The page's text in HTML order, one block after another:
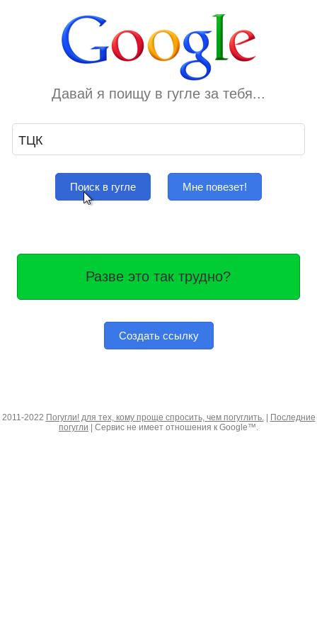
Давай я поищу в гугле за тебя...
Поиск в гугле Мне повезет!
Разве это так трудно?
Создать ссылку
2011-2022 Погугли! для тех, кому проще спросить, чем погуглить.|
Последние
погугли | Сервис не имеет отношения к Google™.